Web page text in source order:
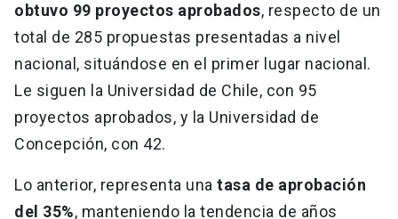
obtuvo 99 proyectos aprobados, respecto de un
total de 285 propuestas presentadas a nivel
nacional, situándose en el primer lugar nacional.
Le siguen la Universidad de Chile, con 95
proyectos aprobados, y la Universidad de
Concepción, con 42.
Lo anterior, representa una tasa de aprobación
del 35%, manteniendo la tendencia de años